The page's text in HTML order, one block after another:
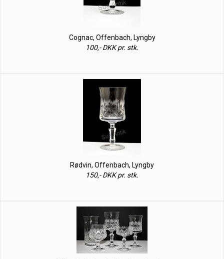
Cognac, Offenbach, Lyngby
100,- DKK pr. stk.
Rødvin, Offenbach, Lyngby
150,- DKK pr. stk.